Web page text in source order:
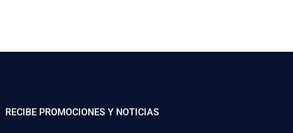
RECIBE PROMOCIONES Y NOTICIAS